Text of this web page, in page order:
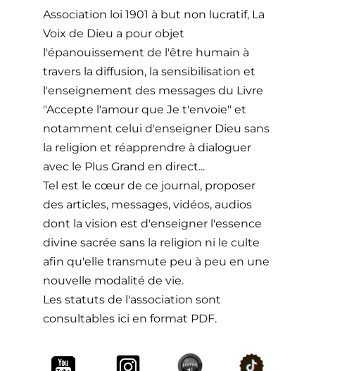
Association loi 1901 à but non lucratif, La
Voix de Dieu a pour objet
l'épanouissement de l'être humain à
travers la diffusion, la sensibilisation et
l'enseignement des messages du Livre
"Accepte l'amour que Je t'envoie" et
notamment celui d'enseigner Dieu sans
la religion et réapprendre à dialoguer
avec le Plus Grand en direct...
Tel est le cœur de ce journal, proposer
des articles, messages, vidéos, audios
dont la vision est d'enseigner l'essence
divine sacrée sans la religion ni le culte
afin qu'elle transmute peu à peu en une
nouvelle modalité de vie.
Les statuts de l'association sont
consultables ici en format PDF.